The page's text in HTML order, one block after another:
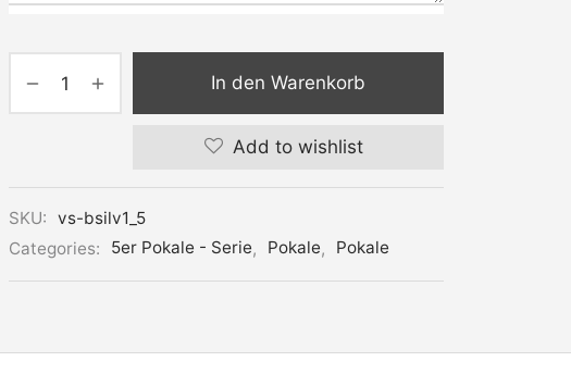
In den Warenkorb
Add to wishlist
Alternative:
SKU: vs-bsilv1_5
Categories:
5er Pokale - Serie, Pokale, Pokale